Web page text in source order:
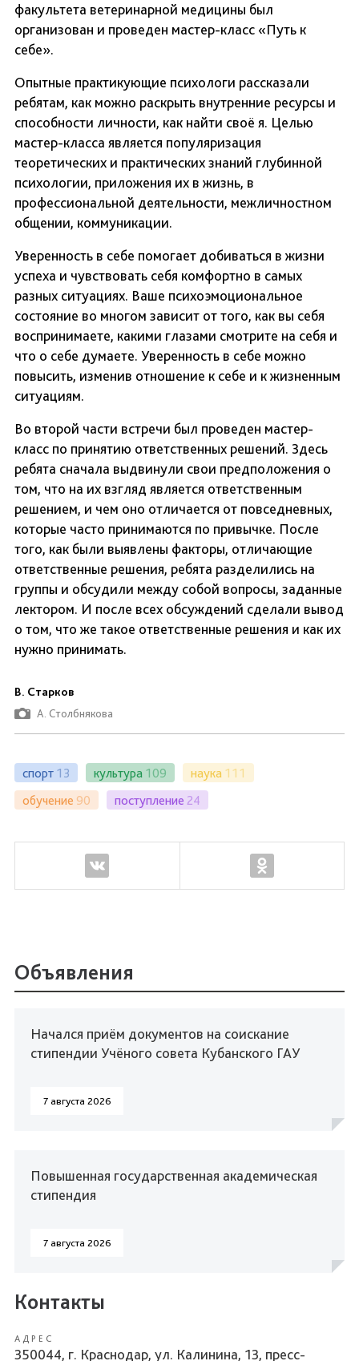
факультета ветеринарной медицины был
организован и проведен мастер-класс «Путь к
себе».
Опытные практикующие психологи рассказали
ребятам, как можно раскрыть внутренние ресурсы и
способности личности, как найти своё я. Целью
мастер-класса является популяризация
теоретических и практических знаний глубинной
психологии, приложения их в жизнь, в
профессиональной деятельности, межличностном
общении, коммуникации.
Уверенность в себе помогает добиваться в жизни
успеха и чувствовать себя комфортно в самых
разных ситуациях. Ваше психоэмоциональное
состояние во многом зависит от того, как вы себя
воспринимаете, какими глазами смотрите на себя и
что о себе думаете. Уверенность в себе можно
повысить, изменив отношение к себе и к жизненным
ситуациям.
Во второй части встречи был проведен мастер-
класс по принятию ответственных решений. Здесь
ребята сначала выдвинули свои предположения о
том, что на их взгляд является ответственным
решением, и чем оно отличается от повседневных,
которые часто принимаются по привычке. После
того, как были выявлены факторы, отличающие
ответственные решения, ребята разделились на
группы и обсудили между собой вопросы, заданные
лектором. И после всех обсуждений сделали вывод
о том, что же такое ответственные решения и как их
нужно принимать.
В. Старков
А. Столбнякова
спорт 13 культура 109 наука 111
обучение 90 поступление 24
Объявления
Начался приём документов на соискание
стипендии Учёного совета Кубанского ГАУ
7 августа 2026
Повышенная государственная академическая
стипендия
7 августа 2026
Контакты
АДРЕС
350044, г. Краснодар, ул. Калинина, 13, пресс-